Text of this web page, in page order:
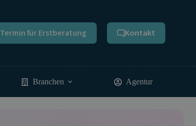
Termin für Erstberatung Kontakt
Branchen Agentur